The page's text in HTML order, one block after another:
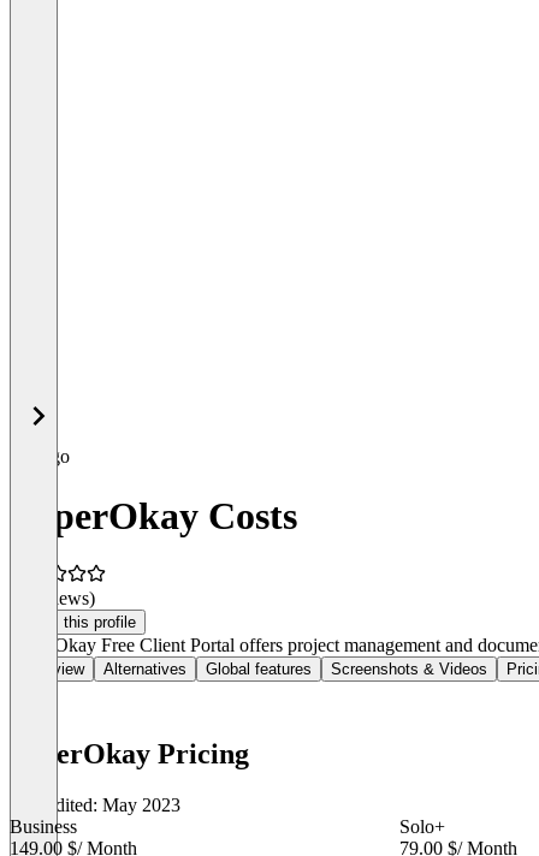
SuperOkay Costs
(0 reviews)
Claim this profile
SuperOkay Free Client Portal offers project management and
Overview Alternatives Global features Screenshots & Videos
SuperOkay Pricing
Last edited: May 2023
Business
149.00 $/ Month
Solo+
79.00 $/ Month